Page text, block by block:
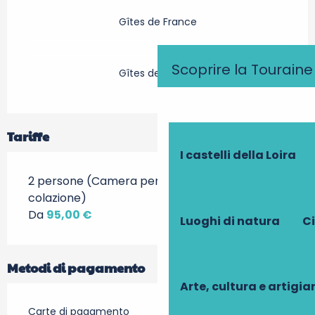
Scoprire la Touraine
I castelli della Loira
Luoghi di natura
Arte, cultura e
Gîtes de France
Gîtes de France
Tariffe
2 persone (Camera per ospiti e piccola
colazione)
Da 95,00 €
Metodi di pagamento
Carte di pagamento